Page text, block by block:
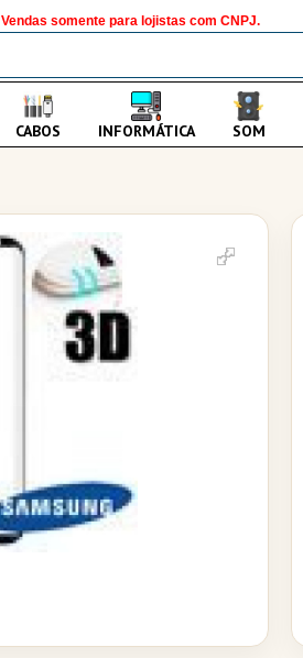
Vendas somente para lojistas com CNPJ.
CABOS INFORMÁTICA SOM